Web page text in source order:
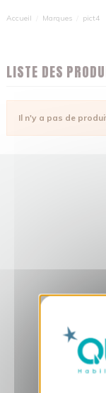
Accueil Marques pict4
LISTE DES
Il n'y a pas de